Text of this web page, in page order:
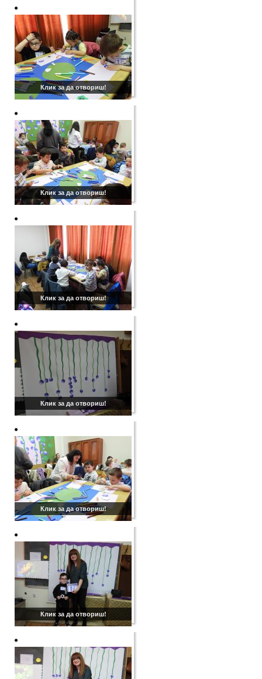
Клик за да отвориш!
Клик за да отвориш!
Клик за да отвориш!
Клик за да отвориш!
Клик за да отвориш!
Клик за да отвориш!